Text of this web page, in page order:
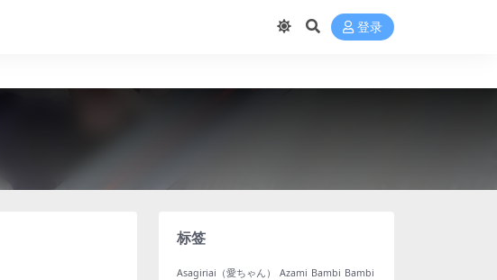
登录
标签
Asagiriai（愛ちゃん） Azami Bambi Bambi